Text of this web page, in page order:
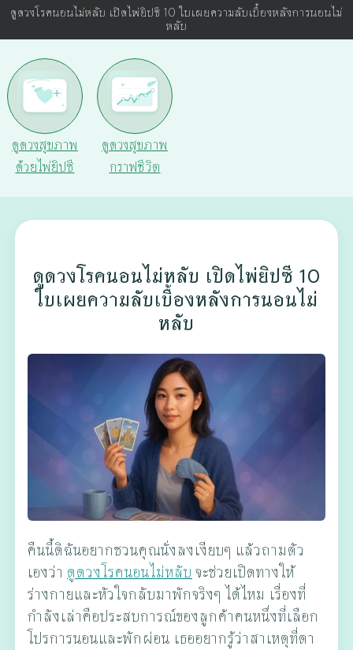
ดูดวงโรคนอนไม่หลับ เปิดไพ่ยิปซี 10 ใบเผยความลับเบื้องหลังการนอนไม่
หลับ
ดูดวงสุขภาพ
ด้วยไพ่ยิปซี
ดูดวงสุขภาพ
กราฟชีวิต
ดูดวงโรคนอนไม่หลับ เปิดไพ่ยิปซี 10
ใบเผยความลับเบื้องหลังการนอนไม่
หลับ
คืนนี้ดิฉันอยากชวนคุณนั่งลงเงียบๆ แล้วถามตัว
เองว่า ดูดวงโรคนอนไม่หลับ จะช่วยเปิดทางให้
ร่างกายและหัวใจกลับมาพักจริงๆ ได้ไหม เรื่องที่
กำลังเล่าคือประสบการณ์ของลูกค้าคนหนึ่งที่เลือก
โปรการนอนและพักผ่อน เธออยากรู้ว่าสาเหตุที่ตา